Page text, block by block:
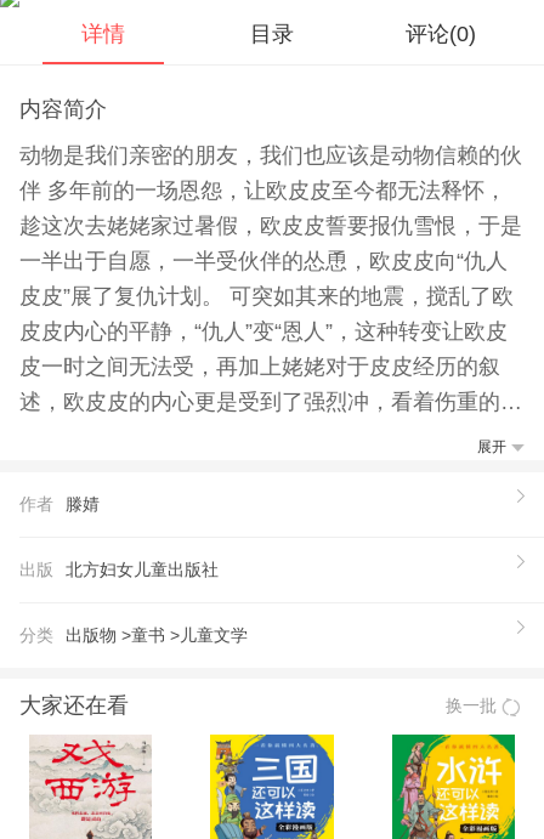
详情 目录 评论(0)
内容简介
动物是我们亲密的朋友，我们也应该是动物信赖的伙
伴 多年前的一场恩怨，让欧皮皮至今都无法释怀，
趁这次去姥姥家过暑假，欧皮皮誓要报仇雪恨，于是
一半出于自愿，一半受伙伴的怂恿，欧皮皮向“仇人
皮皮”展了复仇计划。 可突如其来的地震，搅乱了欧
皮皮内心的平静，“仇人”变“恩人”，这种转变让欧皮
皮一时之间无法受，再加上姥姥对于皮皮经历的叙
述，欧皮皮的内心更是受到了强烈冲，看着伤重的皮
别具一格，很有创意。作者用文学、知识、娱乐三种
作家和编辑联袂经营聘为的品牌图书，我相信读者会
格近孩子，在轻松的叙述中有精心的构思，寓教于
深远，举重若轻，值得推荐。——儿童文学作家 谢
华 滕老师是一位有责任心、爱心、童心的作家，她
以内心深处对儿童的天然之爱融写作，她的作品，深
切关注儿童的情感及身心健康发展，给予小读者十分
展开
作者 滕婧
出版 北方妇女儿童出版社
分类 出版物 >童书 >儿童文学
大家还在看 换一批